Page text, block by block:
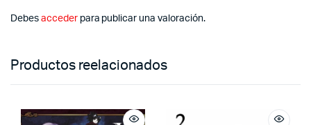
Debes accederpara publicar una valoración.
Productos reelacionados